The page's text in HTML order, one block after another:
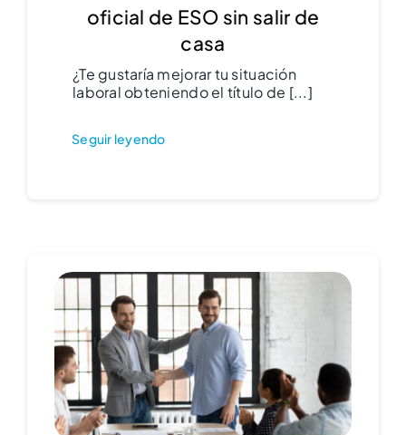
oficial de ESO sin salir de
casa
¿Te gustaría mejorar tu situación
laboral obteniendo el título de [...]
Seguir leyendo